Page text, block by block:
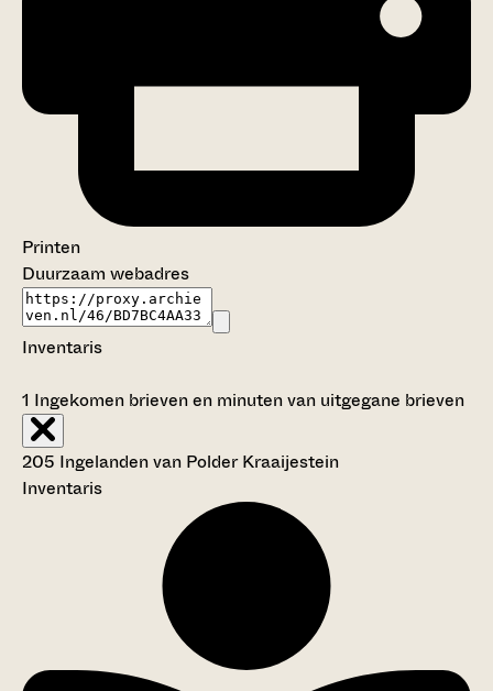
Printen
Duurzaam webadres
Inventaris
1 Ingekomen brieven en minuten van uitgegane brieven
205 Ingelanden van Polder Kraaijestein
Inventaris